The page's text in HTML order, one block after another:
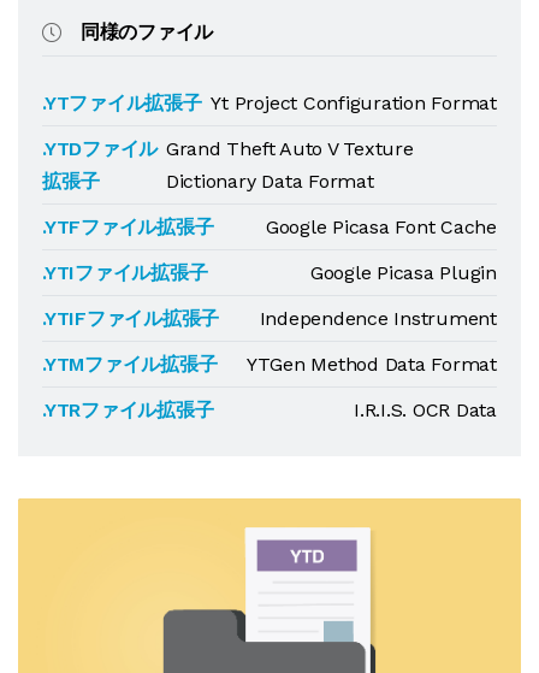
同様のファイル
.YTファイル拡張子 Yt Project Configuration Format
.YTDファイル
拡張子
Grand Theft Auto V Texture
Dictionary Data Format
.YTFファイル拡張子
Google Picasa Font Cache
.YTIファイル拡張子
Google Picasa Plugin
.YTIFファイル拡張子
Independence Instrument
.YTMファイル拡張子
YTGen Method Data Format
.YTRファイル拡張子
I.R.I.S. OCR Data